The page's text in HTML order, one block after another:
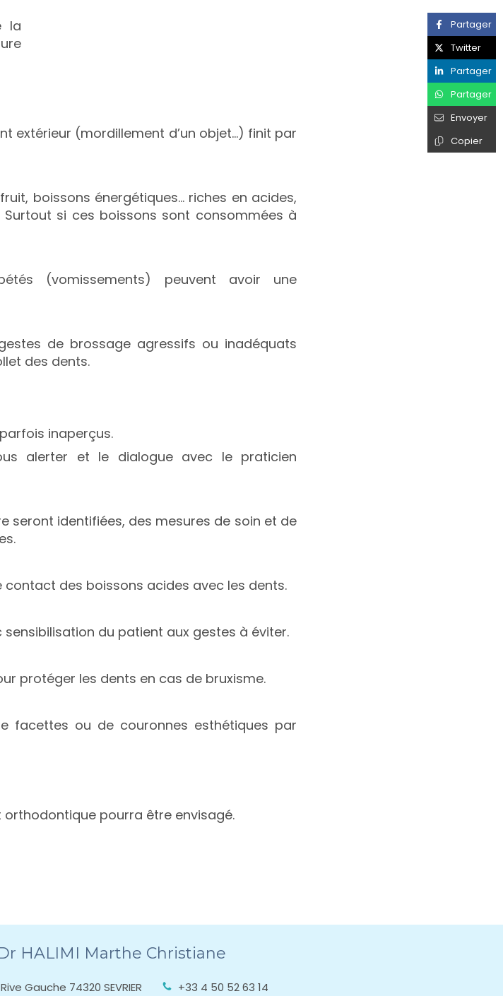
la
extérieur (mordillement d’un objet…) finit par
boissons énergétiques… riches en acides,
Surtout si ces boissons sont consommées à
(vomissements) peuvent avoir une
de brossage agressifs ou inadéquats
des dents.
inaperçus.
alerter et le dialogue avec le praticien
seront identifiées, des mesures de soin et de
contact des boissons acides avec les dents.
du patient aux gestes à éviter.
protéger les dents en cas de bruxisme.
facettes ou de couronnes esthétiques par
pourra être envisagé.
Partager
Twitter
Partager
Partager
Envoyer
Copier
HALIMI Marthe Christiane
Gauche 74320 SEVRIER +33 4 50 52 63 14